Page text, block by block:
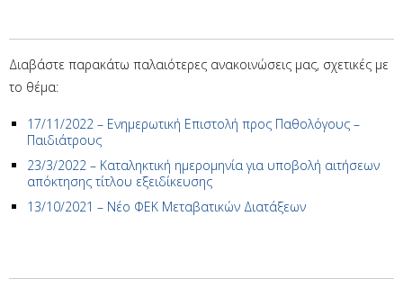
Διαβάστε παρακάτω παλαιότερες ανακοινώσεις μας, σχετικές με
το θέμα:
17/11/2022 – Ενημερωτική Επιστολή προς Παθολόγους –
Παιδιάτρους
23/3/2022 – Καταληκτική ημερομηνία για υποβολή αιτήσεων
απόκτησης τίτλου εξειδίκευσης
13/10/2021 – Νέο ΦΕΚ Μεταβατικών Διατάξεων